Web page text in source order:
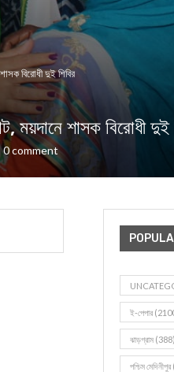
বিরোধী দুই শিবির
শাসক বিরোধী দুই
0 comment
ই-পেপার
ঝাড়গ্রাম (388)
পশ্চিম মেদিনীপুর